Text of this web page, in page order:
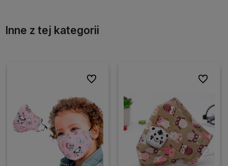
Inne z tej kategorii
Do ulubionych
Do ulubionych Do
Do